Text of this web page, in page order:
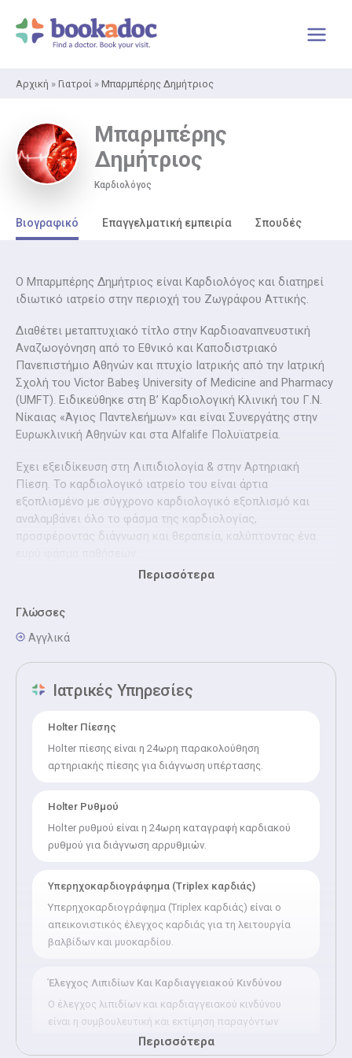
στο
περιεχόμενο
Αρχική » Γιατροί » Μπαρμπέρης Δημήτριος
Μπαρμπέρης
Δημήτριος
Καρδιολόγος
Βιογραφικό Επαγγελματική εμπειρία Σπουδές
Ο Μπαρμπέρης Δημήτριος είναι Καρδιολόγος και διατηρεί
ιδιωτικό ιατρείο στην περιοχή του Ζωγράφου Αττικής.
Διαθέτει μεταπτυχιακό τίτλο στην Καρδιοαναπνευστική
Αναζωογόνηση από το Εθνικό και Καποδιστριακό
Πανεπιστήμιο Αθηνών και πτυχίο Ιατρικής από την Ιατρική
Σχολή του Victor Babeş University of Medicine and Pharmacy
(UMFT). Ειδικεύθηκε στη Β’ Καρδιολογική Κλινική του Γ.Ν.
Νίκαιας «Άγιος Παντελεήμων» και είναι Συνεργάτης στην
Ευρωκλινική Αθηνών και στα Alfalife Πολυϊατρεία.
Έχει εξειδίκευση στη Λιπιδιολογία & στην Αρτηριακή
Πίεση. To καρδιολογικό ιατρείο του είναι άρτια
εξοπλισμένο με σύγχρονο καρδιολογικό εξοπλισμό και
αναλαμβάνει όλο το φάσμα της καρδιολογίας,
προσφέροντας διάγνωση και θεραπεία, καλύπτοντας ένα
Κλινική εξέταση καρδιογράφημα &
καρδιολογικός έλεγχος, Υπερηχογράφημα –triplex καρδιάς -
αορτής, Προεγχειρητικός καρδιολογικός έλεγχος,
Echo (Δυναμική Υπερηχοκαρδιογραφία), Δοκιμασία
κοπώσεως (τεστ κόπωσης), Ρύθμιση υπέρτασης, Ρύθμισης
Καρδιολογική παρακολούθηση κύησης, Κάρτα υγείας αθλητή,
Ιατρικές Βεβαιώσεις για Παιδιά, για Ενήλικες και εγκύους,
κατ’ οίκον επισκέψεις με διενέργεια υπερήχου καρδιάς.
Περισσότερα
Γλώσσες
Αγγλικά
Ιατρικές Υπηρεσίες
Holter Πίεσης
Holter πίεσης είναι η 24ωρη παρακολούθηση
αρτηριακής πίεσης για διάγνωση υπέρτασης.
Holter Ρυθμού
Holter ρυθμού είναι η 24ωρη καταγραφή καρδιακού
ρυθμού για διάγνωση αρρυθμιών.
Υπερηχοκαρδιογράφημα (Triplex καρδιάς)
Υπερηχοκαρδιογράφημα (Triplex καρδιάς) είναι ο
απεικονιστικός έλεγχος καρδιάς για τη λειτουργία
βαλβίδων και μυοκαρδίου.
Έλεγχος Λιπιδίων Και Καρδιαγγειακού Κινδύνου
Ο έλεγχος λιπιδίων και καρδιαγγειακού κινδύνου
είναι η συμβουλευτική και εκτίμηση παραγόντων
κινδύνου για καρδιαγγειακά νοσήματα.
Περισσότερα